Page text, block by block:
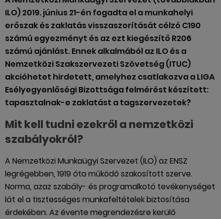
ILO) 2019. június 21-én fogadta el a munkahelyi
erőszak és zaklatás visszaszorítását célzó C190
számú egyezményt és az ezt kiegészítő R206
számú ajánlást. Ennek alkalmából az ILO és a
Nemzetközi Szakszervezeti Szövetség (ITUC)
akcióhetet hirdetett, amelyhez csatlakozva a LIGA
Esélyegyenlőségi Bizottsága felmérést készített:
tapasztalnak-e zaklatást a tagszervezetek?
Mit kell tudni ezekről a nemzetközi
szabályokról?
A Nemzetközi Munkaügyi Szervezet (ILO) az ENSZ
legrégebben, 1919 óta működő szakosított szerve.
Norma, azaz szabály- és programalkotó tevékenységet
lát el a tisztességes munkafeltételek biztosítása
érdekében. Az évente megrendezésre kerülő